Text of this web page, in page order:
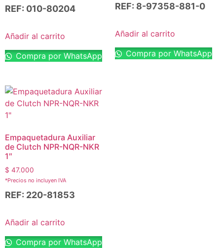
REF: 010-80204
Añadir al carrito
Compra por WhatsApp
REF: 8-97358-881-0
Añadir al carrito
Compra por WhatsApp
Empaquetadura Auxiliar
de Clutch NPR-NQR-NKR
1″
$ 47.000
*Precios no incluyen IVA
REF: 220-81853
Añadir al carrito
Compra por WhatsApp